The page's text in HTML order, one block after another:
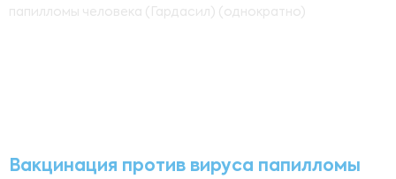
папилломы человека (Гардасил) (однократно)
Вакцинация против вируса папилломы